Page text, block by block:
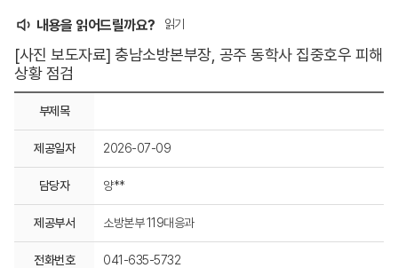
내용을 읽어드릴까요? 읽기
[사진 보도자료] 충남소방본부장, 공주 동학사 집중호우 피해
상황 점검
부제목
제공일자 2026-07-09
담당자 양**
제공부서 소방본부 119대응과
전화번호 041-635-5732